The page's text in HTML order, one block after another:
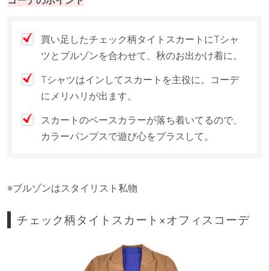
買い足したチェック柄タイトスカートにTシャ
ツとブルゾンを合わせて、秋のお出かけ着に。
Tシャツはインしてスカートを主役に。コーデ
にメリハリが出ます。
スカートのベースカラーが落ち着いてるので、
カラーパンプスで遊び心をプラスして。
※ブルゾンはスタイリスト私物
チェック柄タイトスカート×オフィスコーデ